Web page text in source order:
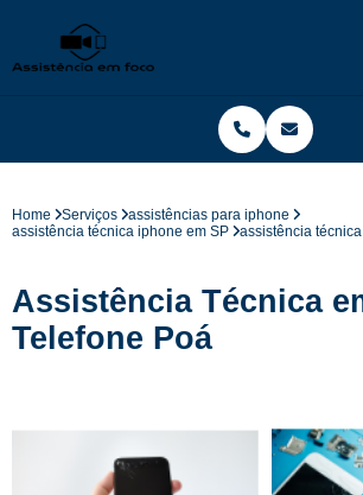
Home Serviços
assistências para iphone
assistência técnica iphone em SP
assistência
Assistência Técnica
Telefone Poá